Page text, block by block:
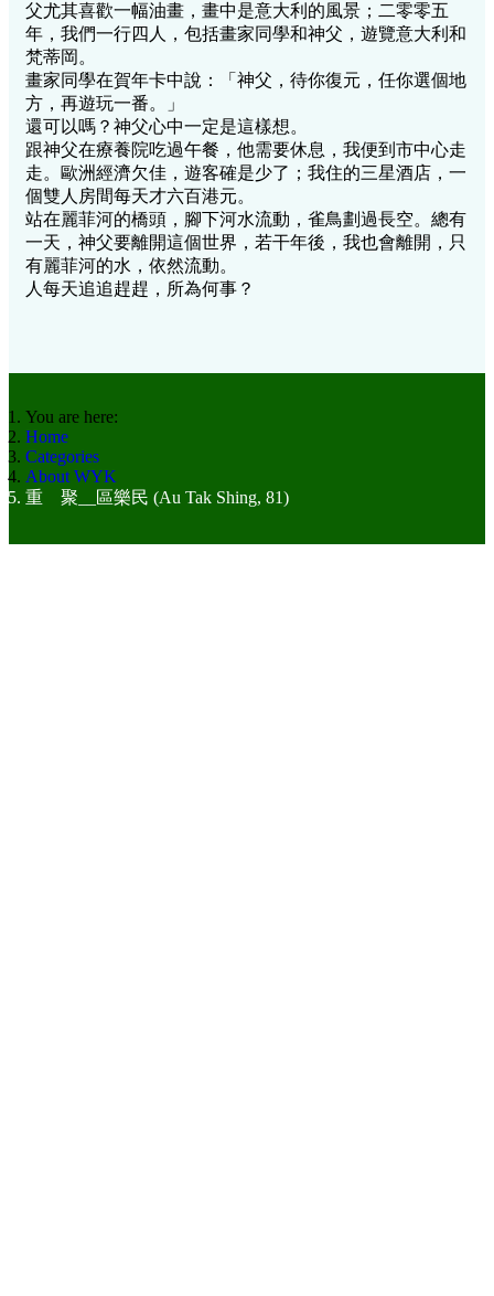
父尤其喜歡一幅油畫，畫中是意大利的風景；二零零五
年，我們一行四人，包括畫家同學和神父，遊覽意大利和
梵蒂岡。
畫家同學在賀年卡中說：「神父，待你復元，任你選個地
方，再遊玩一番。」
還可以嗎？神父心中一定是這樣想。
跟神父在療養院吃過午餐，他需要休息，我便到市中心走
走。歐洲經濟欠佳，遊客確是少了；我住的三星酒店，一
個雙人房間每天才六百港元。
站在麗菲河的橋頭，腳下河水流動，雀鳥劃過長空。總有
一天，神父要離開這個世界，若干年後，我也會離開，只
有麗菲河的水，依然流動。
人每天追追趕趕，所為何事？
You are here:
Home
Categories
About WYK
重 聚__區樂民 (Au Tak Shing, 81)